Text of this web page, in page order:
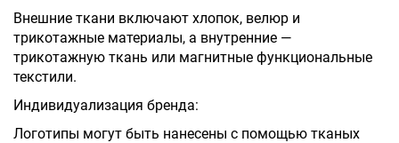
Внешние ткани включают хлопок, велюр и
трикотажные материалы, а внутренние —
трикотажную ткань или магнитные функциональные
текстили.
Индивидуализация бренда:
Логотипы могут быть нанесены с помощью тканых